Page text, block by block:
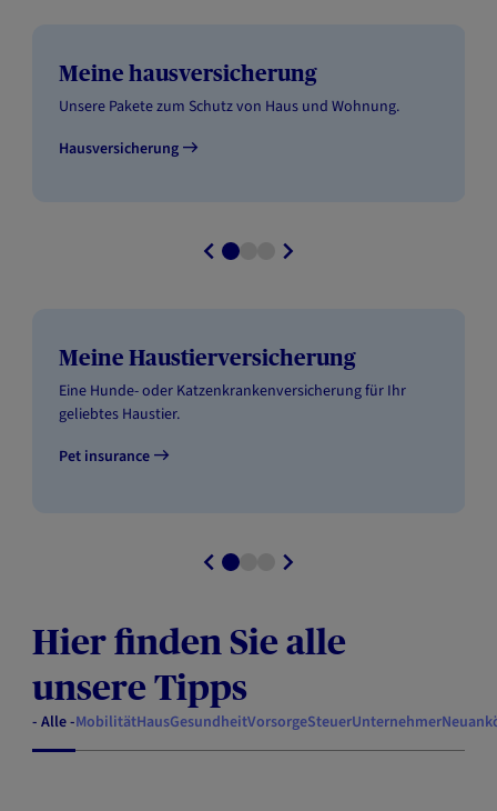
Meine hausversicherung
Unsere Pakete zum Schutz von Haus und Wohnung.
Hausversicherung
Meine Haustierversicherung
Eine Hunde- oder Katzenkrankenversicherung für Ihr
geliebtes Haustier.
Pet insurance
Hier finden Sie alle
unsere Tipps
- Alle -MobilitätHausGesundheitVorsorgeSteuerUnternehmer